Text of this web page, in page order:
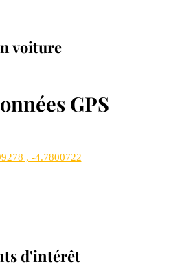
voiture
GPS
, -4.7800722
d'intérêt